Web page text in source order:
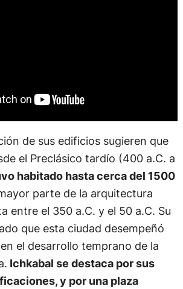
de sus edificios sugieren que
el Preclásico tardío (400 a.C. a
habitado hasta cerca del 1500
mayor parte de la arquitectura
entre el 350 a.C. y el 50 a.C. Su
que esta ciudad desempeñó
el desarrollo temprano de la
Ichkabal se destaca por sus
y por una plaza